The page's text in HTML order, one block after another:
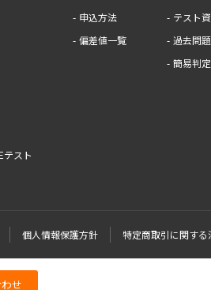
テスト
申込方法
偏差値一覧
テスト
過去問
簡易判
個人情報保護方針 特定商取引に関す
せ